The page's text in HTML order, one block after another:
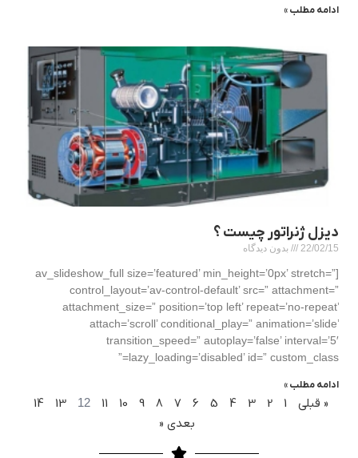
ادامه مطلب »
دیزل ژنراتور چیست ؟
22/02/15 بدون دیدگاه
[av_slideshow_full size=’featured’ min_height=’0px’ stretch=”
control_layout=’av-control-default’ src=” attachment=”
attachment_size=” position=’top left’ repeat=’no-repeat’
attach=’scroll’ conditional_play=” animation=’slide’
transition_speed=” autoplay=’false’ interval=’5′
lazy_loading=’disabled’ id=” custom_class=”
ادامه مطلب »
« قبلی 1
2
3
4
5
6
7
8
9
10
11
12
13
14
بعدی «